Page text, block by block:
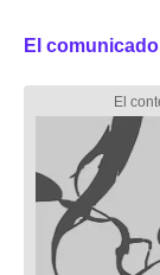
El